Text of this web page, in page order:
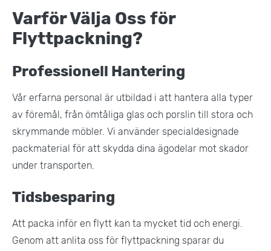
Varför Välja Oss för
Flyttpackning?
Professionell Hantering
Vår erfarna personal är utbildad i att hantera alla typer
av föremål, från ömtåliga glas och porslin till stora och
skrymmande möbler. Vi använder specialdesignade
packmaterial för att skydda dina ägodelar mot skador
under transporten​.
Tidsbesparing
Att packa inför en flytt kan ta mycket tid och energi.
Genom att anlita oss för flyttpackning sparar du